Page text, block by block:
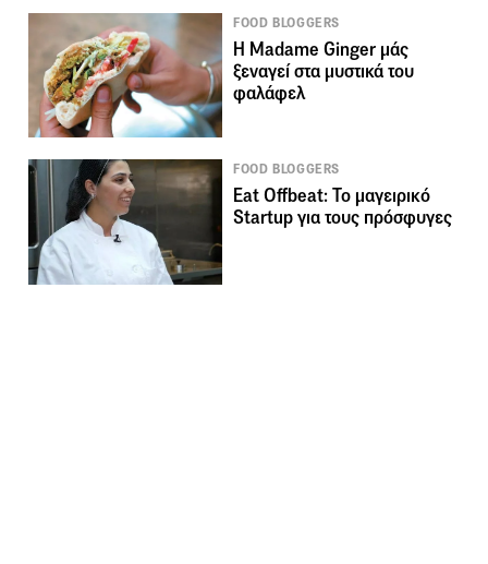
FOOD BLOGGERS
Η Madame Ginger μάς
ξεναγεί στα μυστικά του
φαλάφελ
FOOD BLOGGERS
Eat Offbeat: Το μαγειρικό
Startup για τους πρόσφυγες